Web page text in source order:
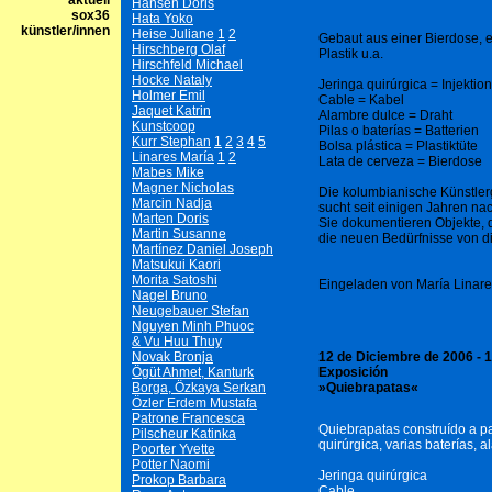
Hansen Doris
Hata Yoko
Heise Juliane 1 2
Hirschberg Olaf
Hirschfeld Michael
Hocke Nataly
Holmer Emil
Jaquet Katrin
Kunstcoop
Kurr Stephan 1 2 3 4 5
Linares María 1 2
Mabes Mike
Magner Nicholas
Marcin Nadja
Marten Doris
Martin Susanne
Martínez Daniel Joseph
Matsukui Kaori
Morita Satoshi
Nagel Bruno
Neugebauer Stefan
Nguyen Minh Phuoc
& Vu Huu Thuy
Novak Bronja
Ögüt Ahmet, Kanturk
Borga, Özkaya Serkan
Özler Erdem Mustafa
Patrone Francesca
Pilscheur Katinka
Poorter Yvette
Potter Naomi
Prokop Barbara
sox36
künstler/innen
Gebaut aus einer Bierdose,
Plastik u.a.
Jeringa quirúrgica =
Cable = Kabel
Alambre dulce = Draht
Pilas o baterías = Batterien
Bolsa plástica = Plastiktüte
Lata de cerveza = Bierdose
Die kolumbianische
sucht seit einigen Jahren
Sie dokumentieren Objekte,
die neuen Bedürfnisse von
Eingeladen von María
12 de Diciembre de 2006 -
Exposición
»Quiebrapatas«
Quiebrapatas construído a
quirúrgica, varias baterías,
Jeringa quirúrgica